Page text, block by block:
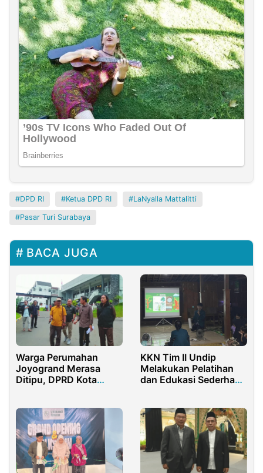
DPD RI Ketua DPD RI LaNyalla Mattalitti
Pasar Turi Surabaya
BACA JUGA
Warga Perumahan
Joyogrand Merasa
Ditipu, DPRD Kota
KKN Tim II Undip
Melakukan Pelatihan
dan Edukasi Sederhana
Permasalahan Di Desa
Krendowahono